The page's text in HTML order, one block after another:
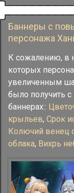
Баннеры с
персонажа
К сожалению, в
которых
увеличенным
было получить
баннерах::
крыльев, Срок
Колючий венец
облака, Вихрь